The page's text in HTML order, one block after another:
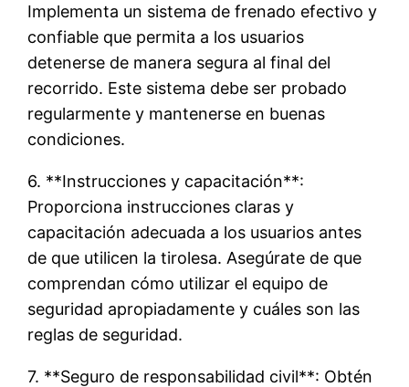
Implementa un sistema de frenado efectivo y
confiable que permita a los usuarios
detenerse de manera segura al final del
recorrido. Este sistema debe ser probado
regularmente y mantenerse en buenas
condiciones.
6. **Instrucciones y capacitación**:
Proporciona instrucciones claras y
capacitación adecuada a los usuarios antes
de que utilicen la tirolesa. Asegúrate de que
comprendan cómo utilizar el equipo de
seguridad apropiadamente y cuáles son las
reglas de seguridad.
7. **Seguro de responsabilidad civil**: Obtén